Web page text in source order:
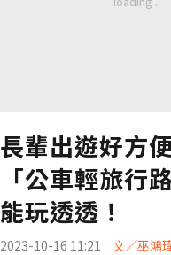
長輩出遊好方
「公車輕旅行
能玩透透！
2023-10-16 11:21 文／巫鴻